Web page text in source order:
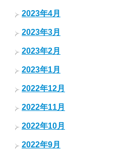
2023年4月
2023年3月
2023年2月
2023年1月
2022年12月
2022年11月
2022年10月
2022年9月